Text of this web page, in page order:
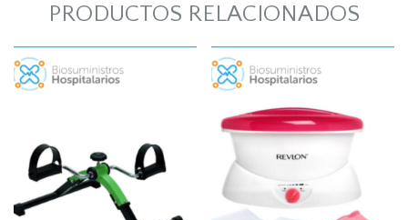
PRODUCTOS RELACIONADOS